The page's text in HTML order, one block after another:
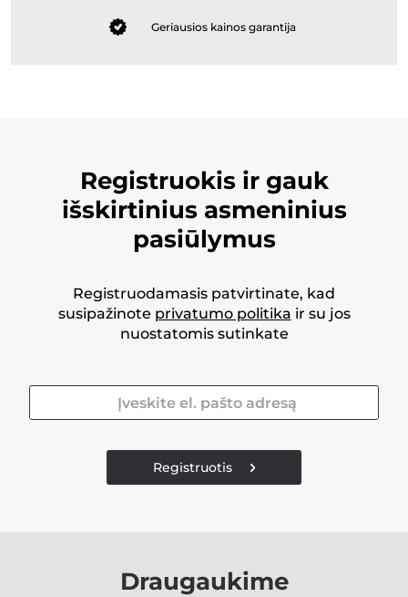
Geriausios kainos garantija
Registruokis ir gauk
išskirtinius asmeninius
pasiūlymus
Registruodamasis patvirtinate, kad
susipažinote privatumo politika ir su jos
nuostatomis sutinkate
Registruotis
Draugaukime